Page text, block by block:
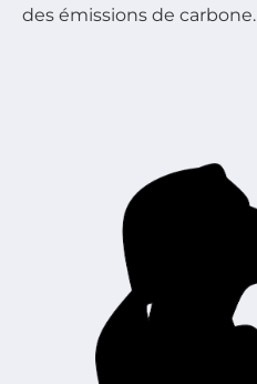
des émissions de carbone.